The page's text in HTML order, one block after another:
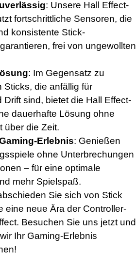
: Unsere Hall Effect-
fortschrittliche Sensoren, die
konsistente Stick-
frei von ungewollten
: Im Gegensatz zu
Sticks, die anfällig für
sind, bietet die Hall Effect-
dauerhafte Lösung ohne
über die Zeit.
Erlebnis: Genießen
ohne Unterbrechungen
– für eine optimale
mehr Spielspaß.
Sie sich von Stick
eine neue Ära der Controller-
Besuchen Sie uns jetzt und
Ihr Gaming-Erlebnis